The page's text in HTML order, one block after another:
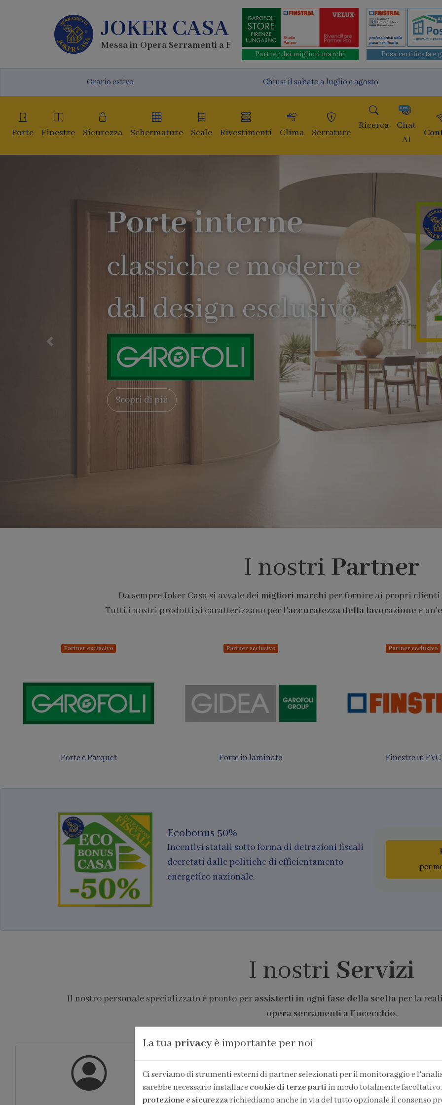
JOKER CASA
Messa in Opera Serramenti a Fucecchio
Partner dei migliori marchi Posa certificata e
Orario estivo Chiusi il sabato a luglio e agosto
Porte Finestre Sicurezza Schermature Scale Rivestimenti Clima Serrature
Ricerca
Chat
AI
new
Precedente
I nostri Partner
Da sempre Joker Casa si avvale dei migliori marchiper fornire ai propri clienti
Tutti i nostri prodotti si caratterizzano per l'accuratezza della lavorazione e un'
PARTNER PRO
Finestre per tetti
Partner esclusivo
Finestre in legno e
Ecobonus 50%
Incentivi statali sotto forma di detrazioni fiscali
decretati dalle politiche di efficientamento
energetico nazionale.
per
I nostri Servizi
Il nostro personale specializzato è pronto per assisterti in ogni fase della sceltaper la
opera serramenti a Fucecchio.
La tuaprivacy è importante per noi
Ci serviamo di strumenti esterni di partner selezionati per il monitoraggio e
sarebbe necessario installare cookie di terze partiin modo totalmente
protezione e sicurezzarichiediamo anche in via del tutto opzionale il consenso